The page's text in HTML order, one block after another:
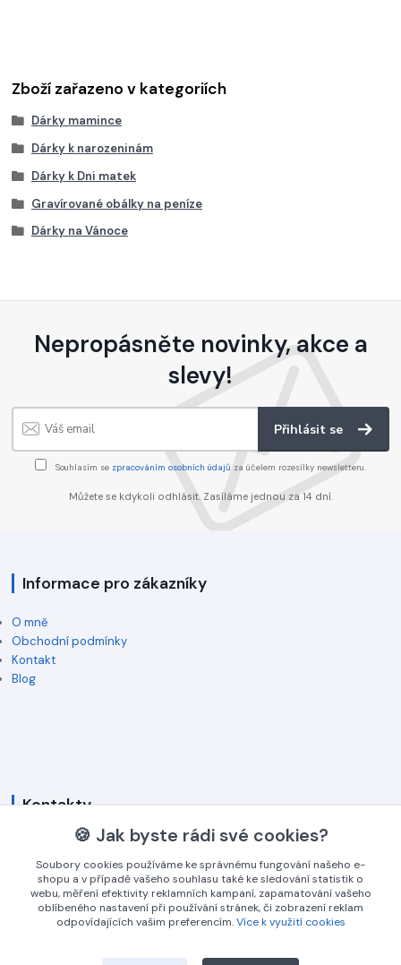
Zboží zařazeno v kategoriích
Dárky mamince
Dárky k narozeninám
Dárky k Dni matek
Gravírované obálky na peníze
Dárky na Vánoce
Nepropásněte novinky, akce a
slevy!
Přihlásit se
Souhlasím se zpracováním osobních údajů za účelem rozesílky newsletteru.
Můžete se kdykoli odhlásit. Zasíláme jednou za 14 dní.
Informace pro zákazníky
O mně
Obchodní podmínky
Kontakt
Blog
Kontakty
+420 774 745 009
(Po-Pá, 8-16 hod.)
info@3dgrav.cz
🍪 Jak byste rádi své cookies?
Soubory cookies používáme ke správnému fungování našeho e-
shopu a v případě vašeho souhlasu také ke sledování statistik o
webu, měření efektivity reklamních kampaní, zapamatování vašeho
oblíbeného nastavení při používání stránek, či zobrazení reklam
odpovídajících vašim preferencím.Více k využití cookies